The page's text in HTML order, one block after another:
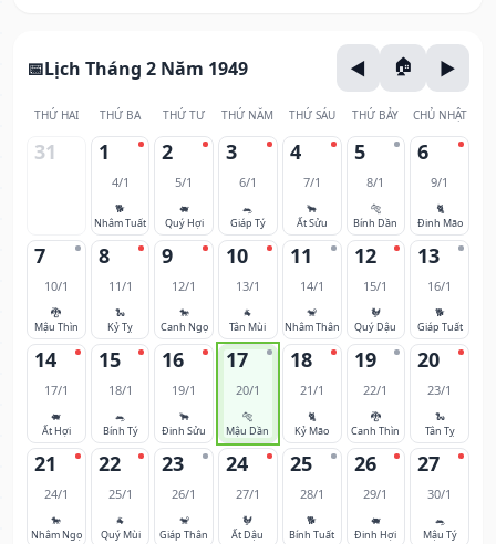
Lịch Tháng 2 Năm 1949
THỨ HAI THỨ BA THỨ TƯ THỨ NĂM THỨ SÁU THỨ BẢY CHỦ NHẬT
31 1
4/1
🐕
Nhâm Tuất
2
5/1
🐖
Quý Hợi
3
6/1
🐀
Giáp Tý
4
7/1
🐂
Ất Sửu
5
8/1
🐅
Bính Dần
6
9/1
🐈
Đinh Mão
7
10/1
🐉
Mậu Thìn
8
11/1
🐍
Kỷ Tỵ
9
12/1
🐎
Canh Ngọ
10
13/1
🐐
Tân Mùi
11
14/1
🐒
Nhâm Thân
12
15/1
🐓
Quý Dậu
13
16/1
🐕
Giáp Tuất
14
17/1
🐖
Ất Hợi
15
18/1
🐀
Bính Tý
16
19/1
🐂
Đinh Sửu
17
20/1
🐅
Mậu Dần
18
21/1
🐈
Kỷ Mão
19
22/1
🐉
Canh Thìn
20
23/1
🐍
Tân Tỵ
21
24/1
🐎
Nhâm Ngọ
22
25/1
🐐
Quý Mùi
23
26/1
🐒
Giáp Thân
24
27/1
🐓
Ất Dậu
25
28/1
🐕
Bính Tuất
26
29/1
🐖
Đinh Hợi
27
30/1
🐀
Mậu Tý